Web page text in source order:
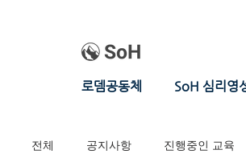
로뎀공동체 SoH 심리영
전체 공지사항 진행중인 교육